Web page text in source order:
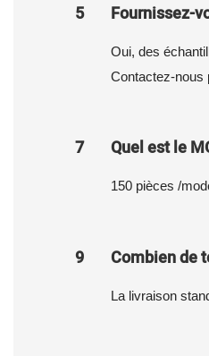
5 Fournissez-
Oui, des
Contactez-nous
7 Quel est le
150 pièces /
9 Combien de
La livraison